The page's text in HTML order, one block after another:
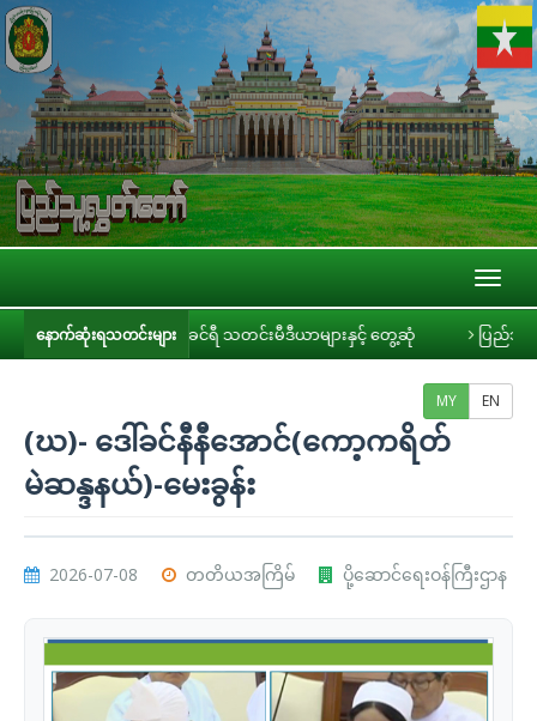
နောက်ဆုံးရသတင်းများ
ကဋ္ဌ ဦးခင်ရီ သတင်းမီဒီယာများနှင့် တွေ့ဆုံ ပြည်သူ့လွှတ်တော် အစိုးရ၏
MY EN
(ဃ)- ဒေါ်ခင်နီနီအောင်(ကော့ကရိတ်
မဲဆန္ဒနယ်)-မေးခွန်း
2026-07-08 တတိယအကြိမ် ပို့ဆောင်ရေးဝန်ကြီးဌာန